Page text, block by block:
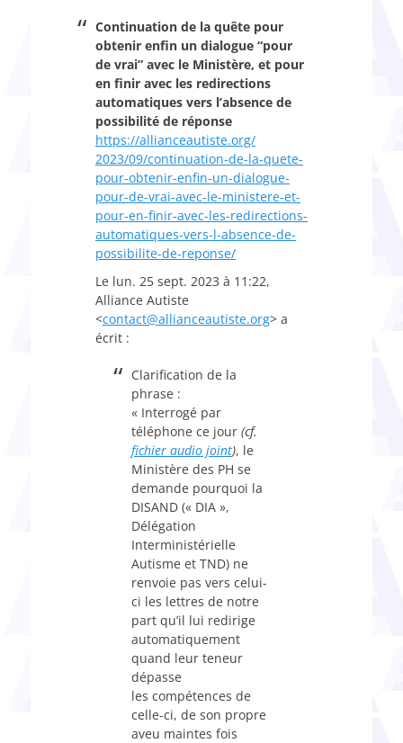
Continuation de la quête pour
obtenir enfin un dialogue “pour
de vrai” avec le Ministère, et pour
en finir avec les redirections
automatiques vers l’absence de
possibilité de réponse
https://allianceautiste.org/
2023/09/continuation-de-la-quete-
pour-obtenir-enfin-un-dialogue-
pour-de-vrai-avec-le-ministere-et-
pour-en-finir-avec-les-redirections-
automatiques-vers-l-absence-de-
possibilite-de-reponse/
Le lun. 25 sept. 2023 à 11:22,
Alliance Autiste
<contact@allianceautiste.org> a
écrit :
Clarification de la
phrase :
« Interrogé par
téléphone ce jour (cf.
fichier audio joint), le
Ministère des PH se
demande pourquoi la
DISAND (« DIA »,
Délégation
Interministérielle
Autisme et TND) ne
renvoie pas vers celui-
ci les lettres de notre
part qu’il lui redirige
automatiquement
quand leur teneur
dépasse
les compétences de
celle-ci, de son propre
aveu maintes fois